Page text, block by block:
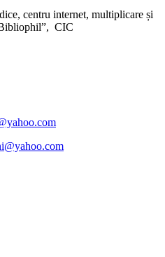
centru internet, multiplicare și
CIC